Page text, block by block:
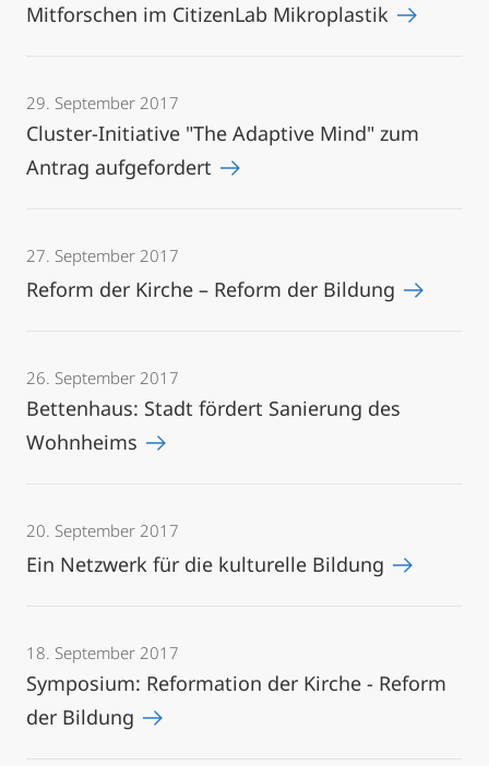
Mitforschen im CitizenLab Mikroplastik
29. September 2017
Cluster-Initiative "The Adaptive Mind" zum
Antrag aufgefordert
27. September 2017
Reform der Kirche – Reform der Bildung
26. September 2017
Bettenhaus: Stadt fördert Sanierung des
Wohnheims
20. September 2017
Ein Netzwerk für die kulturelle Bildung
18. September 2017
Symposium: Reformation der Kirche - Reform
der Bildung